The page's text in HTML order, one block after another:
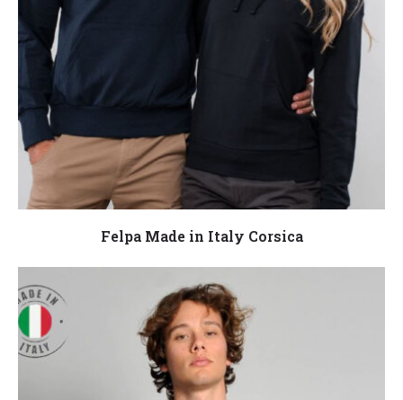
Leggi tutto
Felpa Made in Italy Corsica